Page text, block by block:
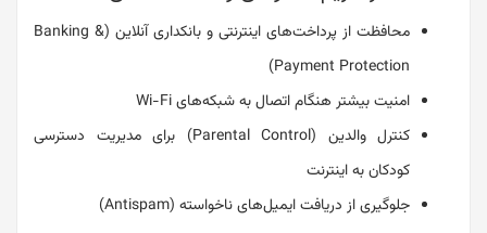
محافظت از پرداخت‌های اینترنتی و بانکداری آنلاین (Banking &
Payment Protection)
امنیت بیشتر هنگام اتصال به شبکه‌های Wi-Fi
کنترل والدین (Parental Control) برای مدیریت دسترسی
کودکان به اینترنت
جلوگیری از دریافت ایمیل‌های ناخواسته (Antispam)